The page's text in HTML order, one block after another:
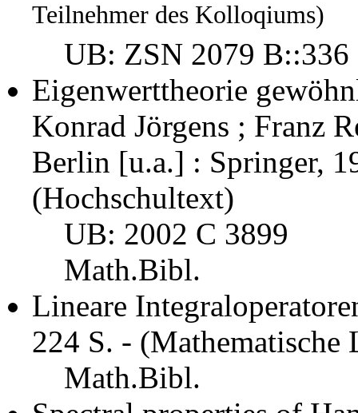
Teilnehmer des Kolloqiums)
UB: ZSN 2079 B::336
Eigenwerttheorie
Konrad Jörgens ; Franz
Berlin [u.a.] : Springer,
(Hochschultext)
UB: 2002 C 3899
Math.Bibl.
Lineare
224 S. - (Mathematische
Math.Bibl.